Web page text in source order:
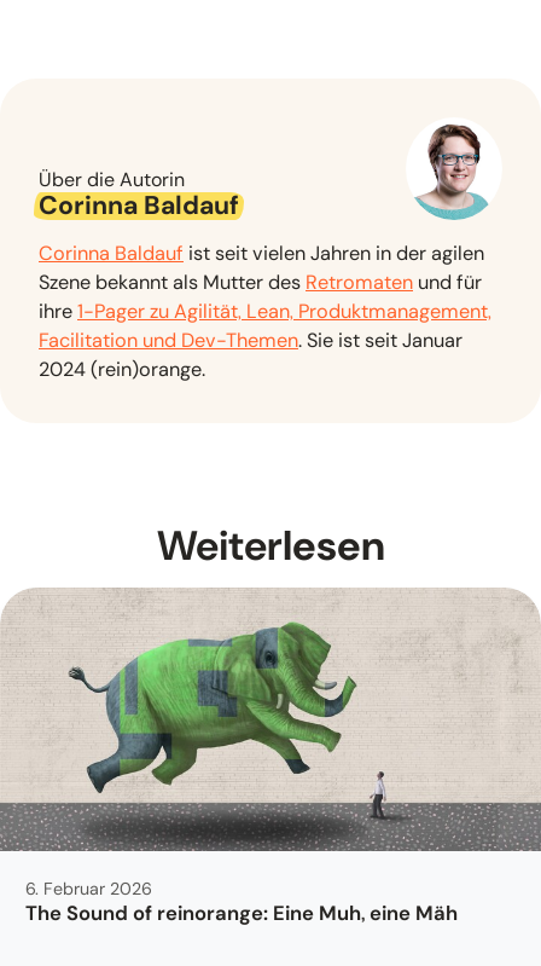
Über die Autorin
Corinna Baldauf
Corinna Baldauf ist seit vielen Jahren in der agilen
Szene bekannt als Mutter des Retromaten und für
ihre1-Pager zu Agilität, Lean, Produktmanagement,
Facilitation und Dev-Themen. Sie ist seit Januar
2024 (rein)orange.
Weiterlesen
6. Februar 2026
The Sound of reinorange: Eine Muh, eine Mäh